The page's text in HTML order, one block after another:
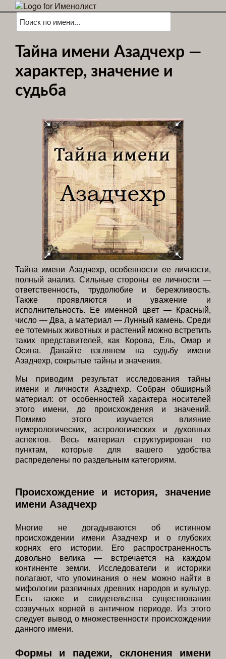
Тайна имени Азадчехр —
характер, значение и
судьба
Тайна имени Азадчехр, особенности ее личности,
полный анализ. Сильные стороны ее личности —
ответственность, трудолюбие и бережливость.
Также проявляются и уважение и
исполнительность. Ее именной цвет — Красный,
число — Два, а материал — Лунный камень. Среди
ее тотемных животных и растений можно встретить
таких представителей, как Корова, Ель, Омар и
Осина. Давайте взглянем на судьбу имени
Азадчехр, сокрытые тайны и значения.
Мы приводим результат исследования тайны
имени и личности Азадчехр. Собран обширный
материал: от особенностей характера носителей
этого имени, до происхождения и значений.
Помимо этого изучается влияние
нумерологических, астрологических и духовных
аспектов. Весь материал структурирован по
пунктам, которые для вашего удобства
распределены по раздельным категориям.
Происхождение и история, значение
имени Азадчехр
Многие не догадываются об истинном
происхождении имени Азадчехр и о глубоких
корнях его истории. Его распространенность
довольно велика — встречается на каждом
континенте земли. Исследователи и историки
полагают, что упоминания о нем можно найти в
мифологии различных древних народов и культур.
Есть также и свидетельства существования
созвучных корней в античном периоде. Из этого
следует вывод о множественности происхождении
данного имени.
Формы и падежи, склонения имени